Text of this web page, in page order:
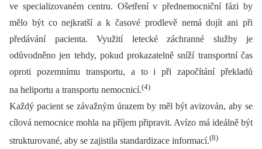
ve specializovaném centru. Ošetření v přednemocniční fázi by
mělo být co nejkratší a k časové prodlevě nemá dojít ani při
předávání pacienta. Využití letecké záchranné služby je
odůvodněno jen tehdy, pokud prokazatelně sníží transportní čas
oproti pozemnímu transportu, a to i při započítání překladů
na heliportu a transportu nemocnicí.(4)
Každý pacient se závažným úrazem by měl být avizován, aby se
cílová nemocnice mohla na příjem připravit. Avízo má ideálně být
strukturované, aby se zajistila standardizace informací.(8)